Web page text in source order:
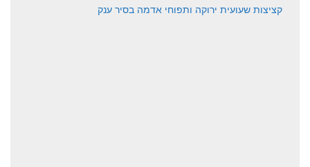
קציצות שעועית ירוקה ותפוחי אדמה בסיר ענק